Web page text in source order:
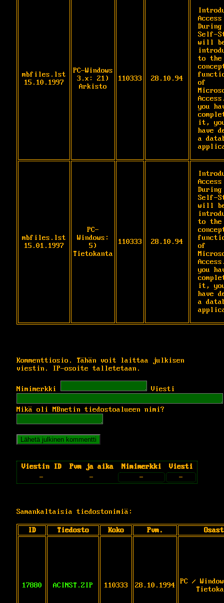
mbfiles.lst
15.10.1997
PC-Windows
3.x: 21)
Arkisto
110333 28.10.94
Access
Self-
will
to the
of
you
it,
have
a
mbfiles.lst
15.01.1997
PC-
Windows:
5)
Tietokanta
110333 28.10.94
Access
Self-
will
to the
of
you
it,
have
a
Kommenttiosio. Tähän voit laittaa julkisen
viestin. IP-osoite talletetaan.
Nimimerkki Viesti
Mikä oli MBnetin tiedostoalueen nimi?
Viestin ID Pvm ja aika Nimimerkki
Viesti
-
- - -
Samankaltaisia tiedostonimiä:
ID Tiedosto Koko Pvm.
17880 ACINST.ZIP 110333 28.10.1994
PC /